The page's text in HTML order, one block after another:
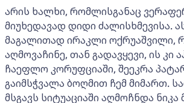
არის ხალხი, რომლისგანაც
მიუხედავად დიდი ძალისხმევისა.
მაგალითად ირაკლი ოქრუაშვილი,
აღმოვაჩინე, თან გადავყევი, ის კი
ჩაეფლო კორუფციაში, შეეკრა
გაიმსჭვალა ბოღმით ჩემ მიმართ.
მსგავს სიტუაციაში აღმოჩნდა ნიკა